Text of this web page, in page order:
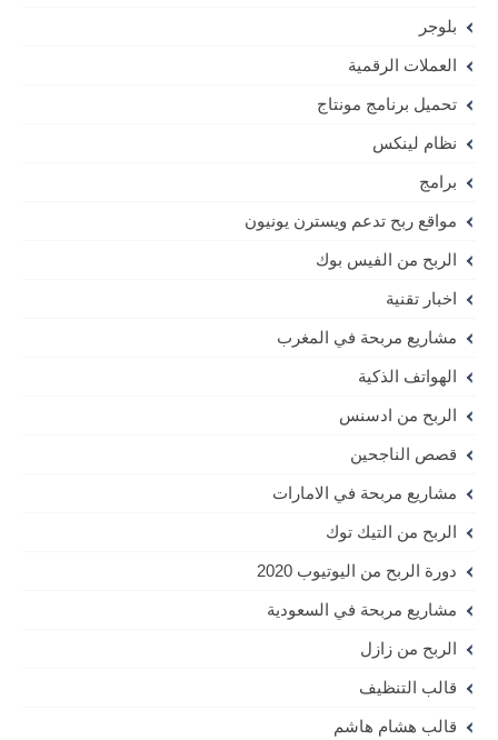
بلوجر
العملات الرقمية
تحميل برنامج مونتاج
نظام لينكس
برامج
مواقع ربح تدعم ويسترن يونيون
الربح من الفيس بوك
اخبار تقنية
مشاريع مربحة في المغرب
الهواتف الذكية
الربح من ادسنس
قصص الناجحين
مشاريع مربحة في الامارات
الربح من التيك توك
دورة الربح من اليوتيوب 2020
مشاريع مربحة في السعودية
الربح من زازل
قالب التنظيف
قالب هشام هاشم